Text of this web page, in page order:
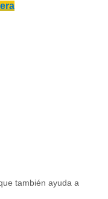
también ayuda a